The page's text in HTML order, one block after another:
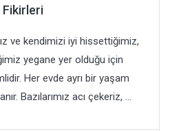
Fikirleri
ve kendimizi iyi hissettiğimiz,
yegane yer olduğu için
Her evde ayrı bir yaşam
Bazılarımız acı çekeriz, ...